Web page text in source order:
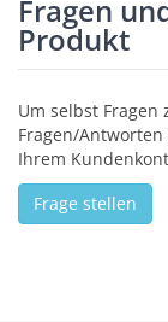
Fragen
Produkt
Um selbst
Fragen/
Ihrem
Frage stellen